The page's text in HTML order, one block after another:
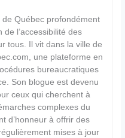
Québec profondément
de l’accessibilité des
tous. Il vit dans la ville de
une plateforme en
bureaucratiques
Son blogue est devenu
ceux qui cherchent à
complexes du
d’honneur à offrir des
mises à jour